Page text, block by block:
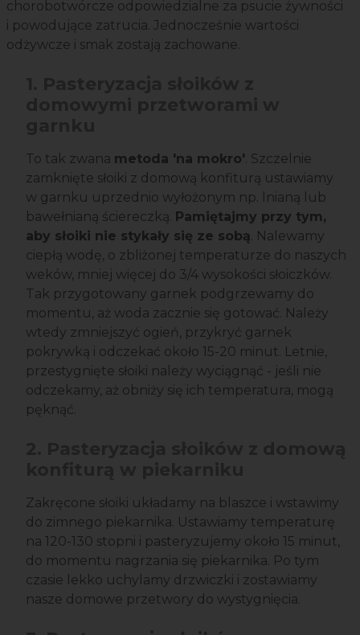
chorobotwórcze odpowiedzialne za psucie żywności
i powodujące zatrucia. Jednocześnie wartości
odżywcze i smak zostają zachowane.
To tak zwana metoda 'na mokro'. Szczelnie
zamknięte słoiki z domową konfiturą ustawiamy
w garnku uprzednio wyłożonym np. lnianą lub
bawełnianą ściereczką. Pamiętajmy przy tym,
aby słoiki nie stykały się ze sobą. Nalewamy
ciepłą wodę, o zbliżonej temperaturze do naszych
weków, mniej więcej do 3/4 wysokości słoiczków.
Tak przygotowany garnek podgrzewamy do
momentu, aż woda zacznie się gotować. Należy
wtedy zmniejszyć ogień, przykryć garnek
pokrywką i odczekać około 15-20 minut. Letnie,
przestygnięte słoiki należy wyciągnąć - jeśli nie
odczekamy, aż obniży się ich temperatura, mogą
pęknąć.
Zakręcone słoiki układamy na blaszce i wstawimy
do zimnego piekarnika. Ustawiamy temperaturę
na 120-130 stopni i pasteryzujemy około 15 minut,
do momentu nagrzania się piekarnika. Po tym
czasie lekko uchylamy drzwiczki i zostawiamy
nasze domowe przetwory do wystygnięcia.